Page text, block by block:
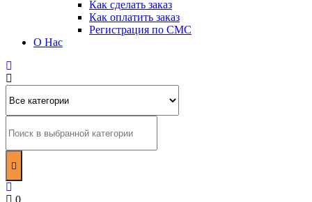
Как сделать заказ
Как оплатить заказ
Регистрация по СМС
О Нас
0